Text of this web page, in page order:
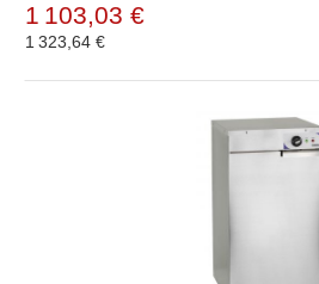
1 103,03 €
1 323,64 €